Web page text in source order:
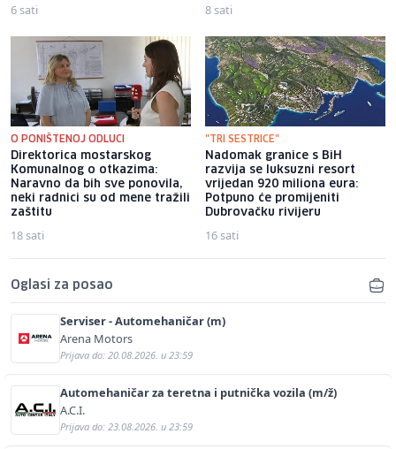
6 sati 8 sati
O PONIŠTENOJ ODLUCI
Direktorica mostarskog
Komunalnog o otkazima:
Naravno da bih sve ponovila,
neki radnici su od mene tražili
zaštitu
18 sati
"TRI SESTRICE"
Nadomak granice s BiH
razvija se luksuzni resort
vrijedan 920 miliona eura:
Potpuno će promijeniti
Dubrovačku rivijeru
16 sati
Oglasi za posao
Serviser - Automehaničar (m)
Arena Motors
Prijava do: 20.08.2026. u 23:59
Automehaničar za teretna i putnička vozila (m/ž)
A.C.I.
Prijava do: 23.08.2026. u 23:59